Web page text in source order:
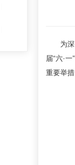
为
届“六·
重要举